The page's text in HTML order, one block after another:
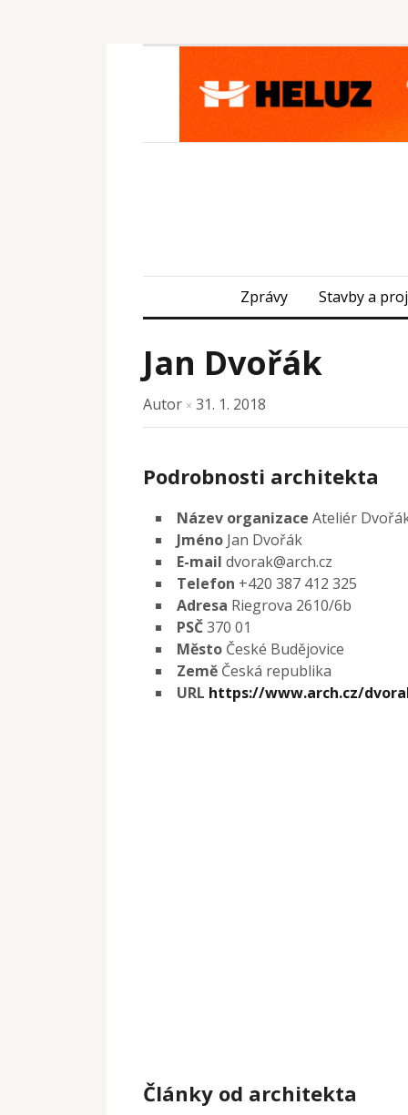
Zprávy Stavby a
Jan Dvořák
Autor × 31. 1. 2018
Podrobnosti architekta
Název organizace Ateliér
Jméno Jan Dvořák
E-mail dvorak@arch.cz
Telefon +420 387 412 325
Adresa Riegrova 2610/6b
PSČ370 01
Město České Budějovice
Země Česká republika
URL https://www.arch.cz/
Články od architekta